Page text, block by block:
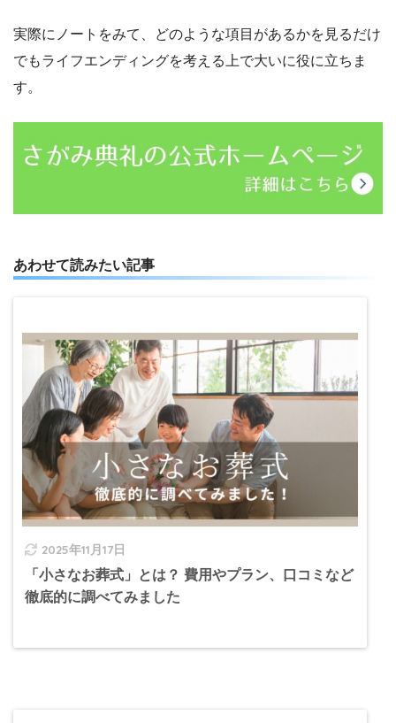
実際にノートをみて、どのような項目があるかを見るだけ
でもライフエンディングを考える上で大いに役に立ちま
す。
あわせて読みたい記事
2025年11月17日
「小さなお葬式」とは？ 費用やプラン、口コミなど
徹底的に調べてみました